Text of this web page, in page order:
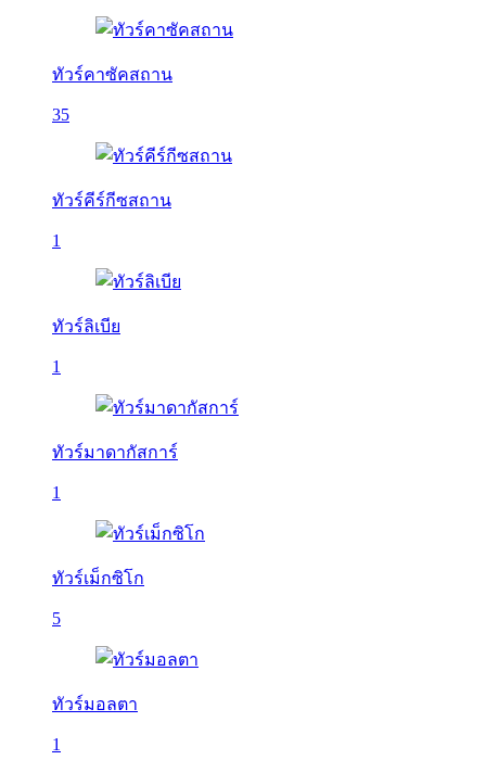
ทัวร์คาซัคสถาน
35
ทัวร์คีร์กีซสถาน
1
ทัวร์ลิเบีย
1
ทัวร์มาดากัสการ์
1
ทัวร์เม็กซิโก
5
ทัวร์มอลตา
1